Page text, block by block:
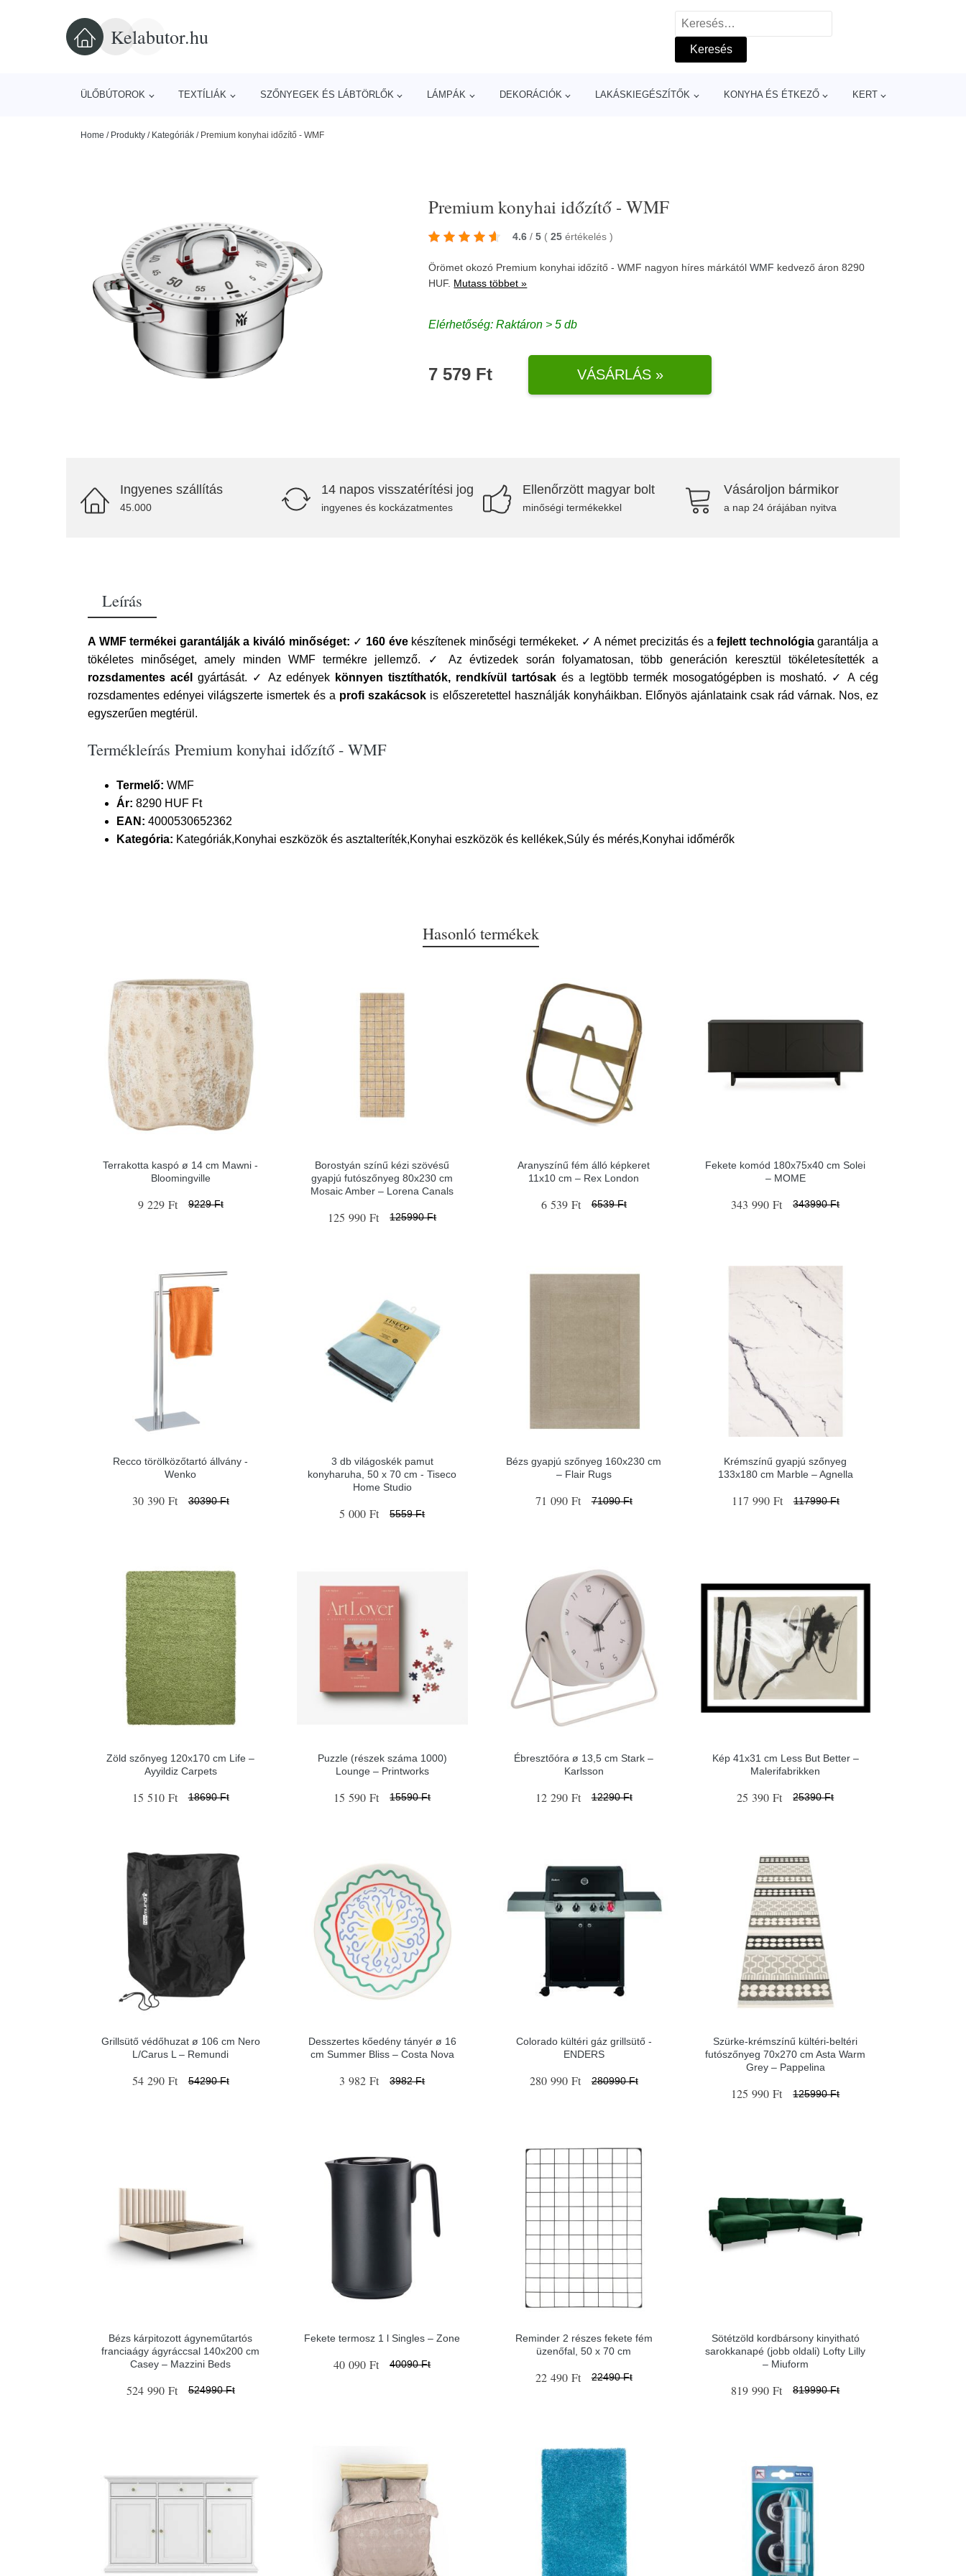
Kelabutor.hu
Keresés:
ÜLŐBÚTOROK TEXTÍLIÁK SZŐNYEGEK ÉS LÁBTÖRLŐK LÁMPÁK DEKORÁCIÓK LAKÁSKIEGÉSZÍTŐK KONYHA ÉS ÉTKEZŐ KERT
Home / Produkty / Kategóriák / Premium konyhai időzítő - WMF
Premium konyhai időzítő - WMF
4.6 / 5 ( 25 értékelés)
Örömet okozó Premium konyhai időzítő - WMF nagyon híres márkátólWMF kedvező áron 8290
HUF. Mutass többet »
Elérhetőség: Raktáron > 5 db
7 579 Ft VÁSÁRLÁS »
Ingyenes szállítás
45.000
14 napos visszatérítési jog
ingyenes és kockázatmentes
Ellenőrzött magyar bolt
minőségi termékekkel
Vásároljon bármikor
a nap 24 órájában nyitva
Leírás
A WMF termékei garantálják a kiváló minőséget: ✓ 160 évekészítenek minőségi termékeket. ✓ A német precizitás és afejlett technológiagarantálja a
tökéletes minőséget, amely minden WMF termékre jellemző. ✓ Az évtizedek során folyamatosan, több generáción keresztül tökéletesítették a
rozsdamentes acél
gyártását. ✓ Az edények könnyen tisztíthatók, rendkívül tartósak és a legtöbb termék mosogatógépben is mosható. ✓ A cég
rozsdamentes edényei világszerte ismertek és a profi szakácsok is előszeretettel használják konyháikban. Előnyös ajánlataink csak rád várnak. Nos, ez
egyszerűen megtérül.
Termékleírás Premium konyhai időzítő - WMF
Termelő: WMF
Ár: 8290 HUF Ft
EAN: 4000530652362
Kategória: Kategóriák,Konyhai eszközök és asztalteríték,Konyhai eszközök és kellékek,Súly és mérés,Konyhai időmérők
Hasonló termékek
Terrakotta kaspó ø 14 cm Mawni -
Bloomingville
9 229 Ft 9229 Ft
Borostyán színű kézi szövésű
gyapjú futószőnyeg 80x230 cm
Mosaic Amber – Lorena Canals
125 990 Ft 125990 Ft
Aranyszínű fém álló képkeret
11x10 cm – Rex London
6 539 Ft 6539 Ft
Fekete komód 180x75x40 cm Solei
– MOME
343 990 Ft 343990 Ft
Recco törölközőtartó állvány -
Wenko
30 390 Ft 30390 Ft
3 db világoskék pamut
konyharuha, 50 x 70 cm - Tiseco
Home Studio
5 000 Ft 5559 Ft
Bézs gyapjú szőnyeg 160x230 cm
– Flair Rugs
71 090 Ft 71090 Ft
Krémszínű gyapjú szőnyeg
133x180 cm Marble – Agnella
117 990 Ft 117990 Ft
Zöld szőnyeg 120x170 cm Life –
Ayyildiz Carpets
15 510 Ft 18690 Ft
Puzzle (részek száma 1000)
Lounge – Printworks
15 590 Ft 15590 Ft
Ébresztőóra ø 13,5 cm Stark –
Karlsson
12 290 Ft 12290 Ft
Kép 41x31 cm Less But Better –
Malerifabrikken
25 390 Ft 25390 Ft
Grillsütő védőhuzat ø 106 cm Nero
L/Carus L – Remundi
54 290 Ft 54290 Ft
Desszertes kőedény tányér ø 16
cm Summer Bliss – Costa Nova
3 982 Ft 3982 Ft
Colorado kültéri gáz grillsütő -
ENDERS
280 990 Ft 280990 Ft
Szürke-krémszínű kültéri-beltéri
futószőnyeg 70x270 cm Asta Warm
Grey – Pappelina
125 990 Ft 125990 Ft
Bézs kárpitozott ágyneműtartós
franciaágy ágyráccsal 140x200 cm
Casey – Mazzini Beds
524 990 Ft 524990 Ft
Fekete termosz 1 l Singles – Zone
40 090 Ft 40090 Ft
Reminder 2 részes fekete fém
üzenőfal, 50 x 70 cm
22 490 Ft 22490 Ft
Sötétzöld kordbársony kinyitható
sarokkanapé (jobb oldali) Lofty Lilly
– Miuform
819 990 Ft 819990 Ft